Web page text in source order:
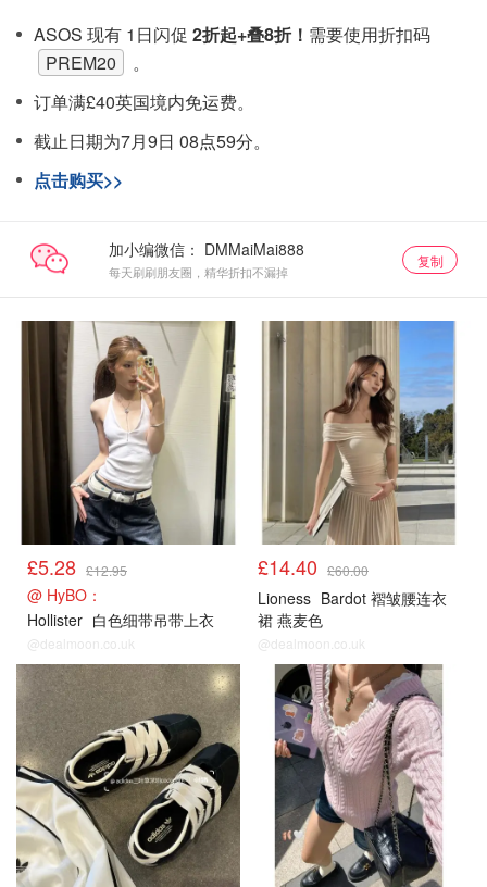
ASOS 现有 1日闪促 2折起+叠8折！ 需要使用折扣码
PREM20
。
订单满£40英国境内免运费。
截止日期为7月9日 08点59分。
点击购买>>
加小编微信：
每天刷刷朋友圈，精华折扣不漏掉
复制
£5.28 £12.95
@ HyBO：
Hollister 白色细带吊带上衣
@dealmoon.co.uk
£14.40 £60.00
Lioness Bardot 褶皱腰连衣
裙 燕麦色
@dealmoon.co.uk